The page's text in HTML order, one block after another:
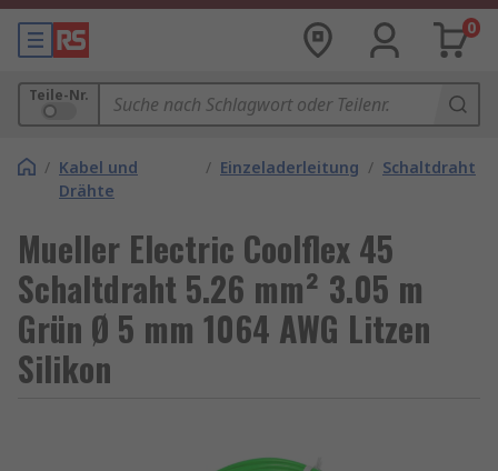
0
Teile-Nr.
/ Kabel und
Drähte
/ Einzeladerleitung / Schaltdraht
Mueller Electric Coolflex 45
Schaltdraht 5.26 mm² 3.05 m
Grün Ø 5 mm 1064 AWG Litzen
Silikon